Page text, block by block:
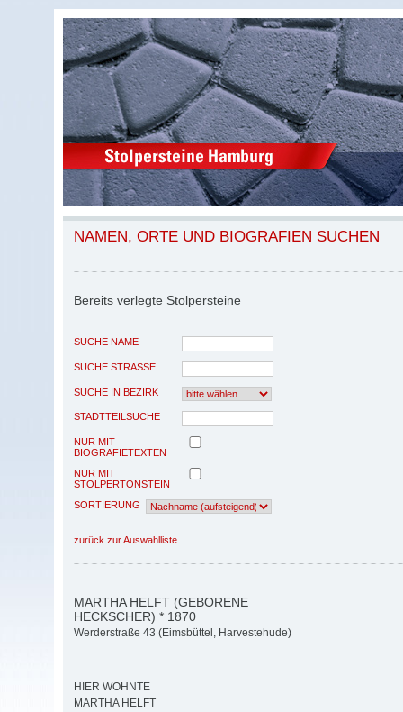
NAMEN, ORTE UND BIOGRAFIEN SUCHEN
Bereits verlegte Stolpersteine
SUCHE NAME
SUCHE STRASSE
SUCHE IN BEZIRK
STADTTEILSUCHE
NUR MIT
BIOGRAFIETEXTEN
NUR MIT
STOLPERTONSTEIN
SORTIERUNG
zurück zur Auswahlliste
MARTHA HELFT (GEBORENE
HECKSCHER) * 1870
Werderstraße 43 (Eimsbüttel, Harvestehude)
HIER WOHNTE
MARTHA HELFT